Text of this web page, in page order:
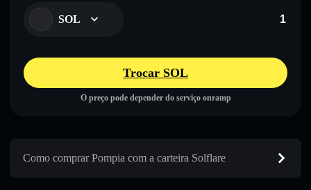
SOL
Trocar SOL
O preço pode depender do serviço onramp
Como comprar Pompia com a carteira Solflare